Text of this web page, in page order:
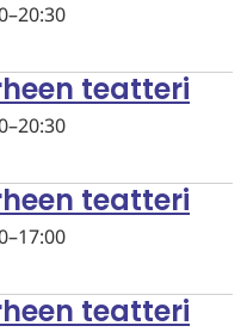
–20:30
teatteri
–20:30
teatteri
–17:00
teatteri